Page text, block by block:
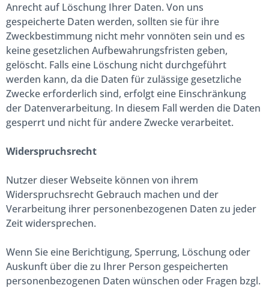
Anrecht auf Löschung Ihrer Daten. Von uns
gespeicherte Daten werden, sollten sie für ihre
Zweckbestimmung nicht mehr vonnöten sein und es
keine gesetzlichen Aufbewahrungsfristen geben,
gelöscht. Falls eine Löschung nicht durchgeführt
werden kann, da die Daten für zulässige gesetzliche
Zwecke erforderlich sind, erfolgt eine Einschränkung
der Datenverarbeitung. In diesem Fall werden die Daten
gesperrt und nicht für andere Zwecke verarbeitet.
Widerspruchsrecht
Nutzer dieser Webseite können von ihrem
Widerspruchsrecht Gebrauch machen und der
Verarbeitung ihrer personenbezogenen Daten zu jeder
Zeit widersprechen.
Wenn Sie eine Berichtigung, Sperrung, Löschung oder
Auskunft über die zu Ihrer Person gespeicherten
personenbezogenen Daten wünschen oder Fragen bzgl.